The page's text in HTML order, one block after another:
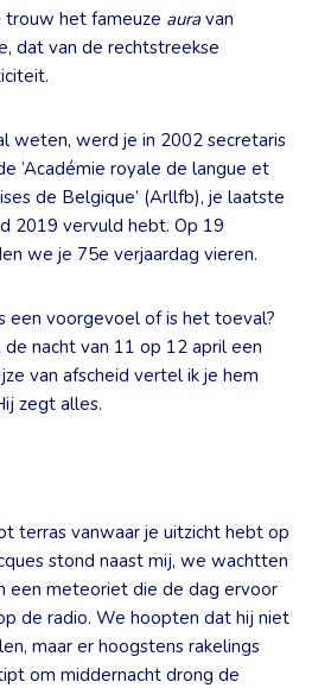
het fameuze auravan
dat van de rechtstreekse
weten, werd je in 2002 secretaris
‘Académie royale de langue et
de Belgique’ (Arllfb), je laatste
2019 vervuld hebt. Op 19
we je 75e verjaardag vieren.
een voorgevoel of is het toeval?
de nacht van 11 op 12 april een
van afscheid vertel ik je hem
zegt alles.
terras vanwaar je uitzicht hebt op
stond naast mij, we wachtten
een meteoriet die de dag ervoor
de radio. We hoopten dat hij niet
maar er hoogstens rakelings
om middernacht drong de